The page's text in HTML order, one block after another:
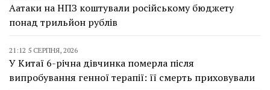
Аатаки на НПЗ коштували російському бюджету
понад трильйон рублів
21:12 5 СЕРПНЯ, 2026
У Китаї 6-річна дівчинка померла після
випробування генної терапії: її смерть приховували